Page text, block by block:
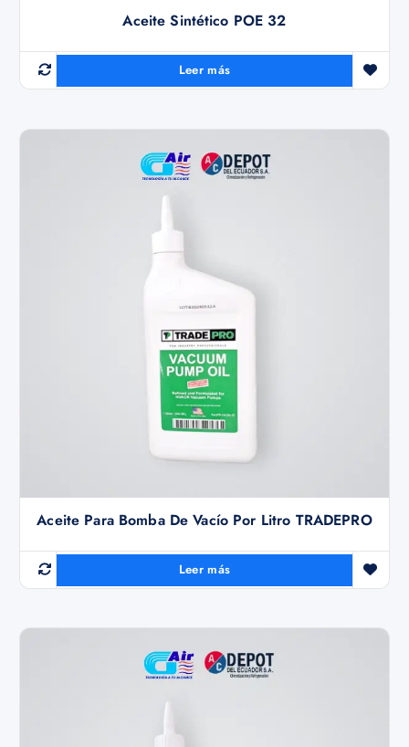
Aceite Sintético POE 32
Leer más
Aceite Para Bomba De Vacío Por Litro TRADEPRO
Leer más